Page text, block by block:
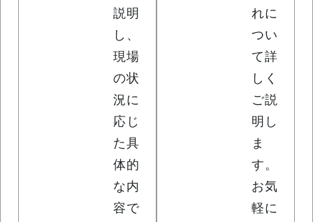
説明
し、
現場
の状
況に
応じ
た具
体的
な内
容で
れに
つい
て詳
しく
ご説
明し
ま
す。
お気
軽に